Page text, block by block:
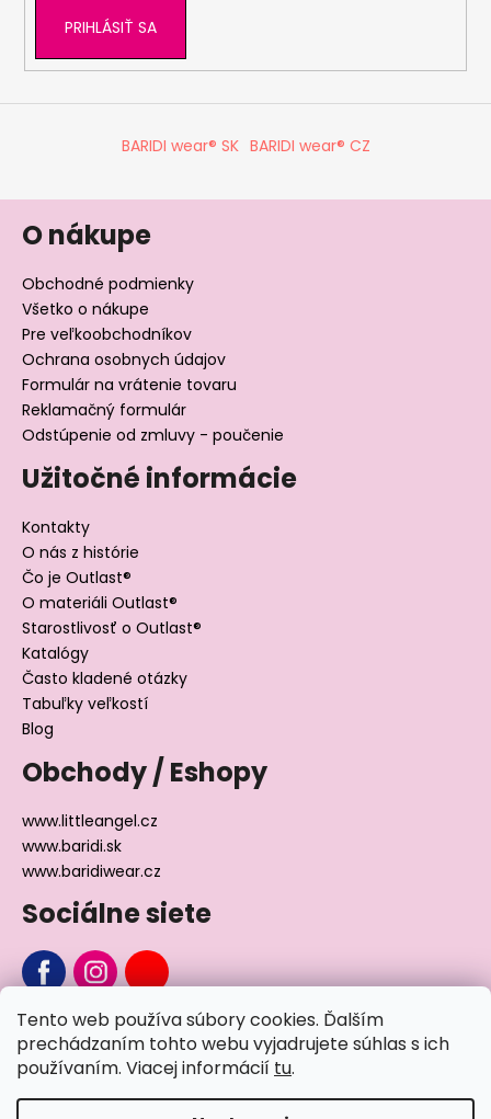
Tento web používa súbory cookies. Ďalším
prechádzaním tohto webu vyjadrujete súhlas s ich
používaním. Viacej informácií tu.
PRIHLÁSIŤ SA
BARIDI wear® SK BARIDI wear® CZ
O nákupe
Obchodné podmienky
Všetko o nákupe
Pre veľkoobchodníkov
Ochrana osobnych údajov
Formulár na vrátenie tovaru
Reklamačný formulár
Odstúpenie od zmluvy - poučenie
Užitočné informácie
Kontakty
O nás z histórie
Čo je Outlast®
O materiáli Outlast®
Starostlivosť o Outlast®
Katalógy
Často kladené otázky
Tabuľky veľkostí
Blog
Obchody / Eshopy
www.littleangel.cz
www.baridi.sk
www.baridiwear.cz
Sociálne siete
Chcete sa nás na niečo opýtať?